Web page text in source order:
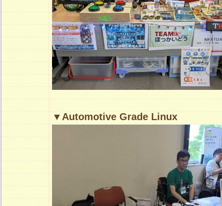
▼Automotive Grade Linux